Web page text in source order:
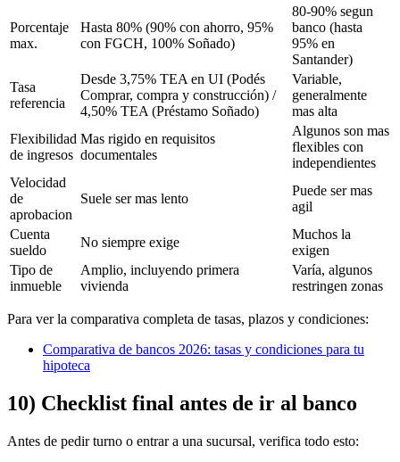
Porcentaje
max.
Hasta 80% (90% con ahorro, 95%
con FGCH, 100% Soñado)
80-90% segun
banco (hasta
95% en
Santander)
Tasa
referencia
Desde 3,75% TEA en UI (Podés
Comprar, compra y construcción) /
4,50% TEA (Préstamo Soñado)
Variable,
generalmente
mas alta
Flexibilidad
de ingresos
Mas rigido en requisitos
documentales
Algunos son mas
flexibles con
independientes
Velocidad
de
aprobacion
Suele ser mas lento
Puede ser mas
agil
Cuenta
sueldo
No siempre exige
Muchos la
exigen
Tipo de
inmueble
Amplio, incluyendo primera
vivienda
Varía, algunos
restringen zonas
Para ver la comparativa completa de tasas, plazos y condiciones:
Comparativa de bancos 2026: tasas y condiciones para tu
hipoteca
10) Checklist final antes de ir al banco
Antes de pedir turno o entrar a una sucursal, verifica todo esto: